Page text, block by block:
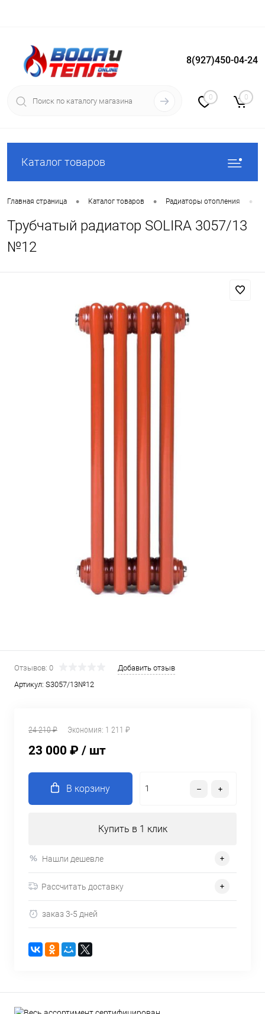
Вход Регистрация
8(927)450-04-24
0 0
Каталог товаров
Главная страница • Каталог товаров • Радиаторы отопления •
Трубчатый радиатор SOLIRA 3057/13
№12
Отзывов: 0
Добавить отзыв
Артикул: S3057/13№12
24 210 ₽ Экономия: 1 211 ₽
23 000 ₽ / шт
В корзину
Купить в 1 клик
Нашли дешевле
Рассчитать доставку
заказ 3-5 дней